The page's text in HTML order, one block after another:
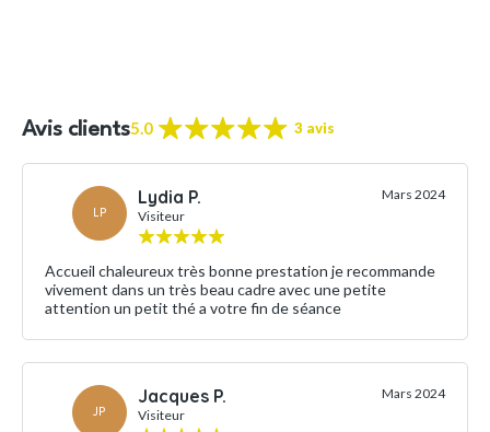
Avis clients5.0 3 avis
LP
Lydia P.
Visiteur
Mars 2024
Accueil chaleureux très bonne prestation je recommande
vivement dans un très beau cadre avec une petite
attention un petit thé a votre fin de séance
JP
Jacques P.
Visiteur
Mars 2024